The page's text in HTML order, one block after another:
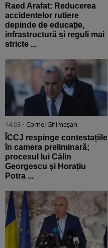
Raed Arafat: Reducerea
accidentelor rutiere
depinde de educație,
infrastructură și reguli mai
stricte ...
14:03 • Cornel Ghimeșan
ÎCCJ respinge contestațiile
în camera preliminară;
procesul lui Călin
Georgescu și Horațiu
Potra ...